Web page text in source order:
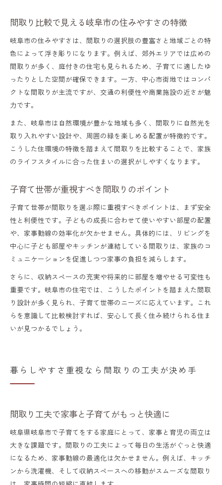
将来を見越した間取り変更のタイミング
間取り比較で失敗しない住宅選びとは
家族の夢をかなえる間取りの工夫方法
間取り比較で見える岐阜市の住みやすさの特徴
岐阜市の住みやすさは、間取りの選択肢の豊富さと地域ごとの特
色によって浮き彫りになります。例えば、郊外エリアでは広めの
間取りが多く、庭付きの住宅も見られるため、子育てに適したゆ
ったりとした空間が確保できます。一方、中心市街地ではコンパ
クトな間取りが主流ですが、交通の利便性や商業施設の近さが魅
力です。
また、岐阜市は自然環境が豊かな地域も多く、間取りに自然光を
取り入れやすい設計や、周囲の緑を楽しめる配置が特徴的です。
こうした住環境の特徴を踏まえて間取りを比較することで、家族
のライフスタイルに合った住まいの選択がしやすくなります。
子育て世帯が重視すべき間取りのポイント
子育て世帯が間取りを選ぶ際に重視すべきポイントは、まず安全
性と利便性です。子どもの成長に合わせて使いやすい部屋の配置
や、家事動線の効率化が欠かせません。具体的には、リビングを
中心に子ども部屋やキッチンが連結している間取りは、家族のコ
ミュニケーションを促進しつつ家事の負担を減らします。
さらに、収納スペースの充実や将来的に部屋を増やせる可変性も
重要です。岐阜市の住宅では、こうしたポイントを踏まえた間取
り設計が多く見られ、子育て世帯のニーズに応えています。これ
らを意識して比較検討すれば、安心して長く住み続けられる住ま
いが見つかるでしょう。
暮らしやすさ重視なら間取りの工夫が決め手
間取り工夫で家事と子育てがもっと快適に
岐阜県岐阜市で子育てをする家庭にとって、家事と育児の両立は
大きな課題です。間取りの工夫によって毎日の生活がぐっと快適
になるため、家事動線の最適化は欠かせません。例えば、キッチ
ンから洗濯機、そして収納スペースへの移動がスムーズな間取り